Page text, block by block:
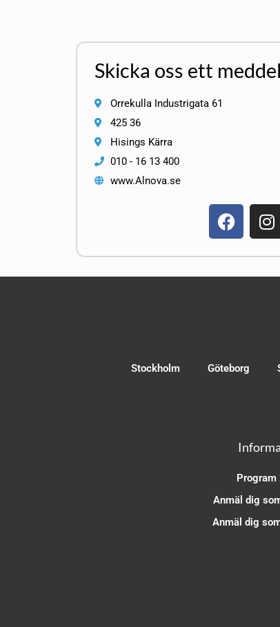
Skicka oss ett
Orrekulla Industrigata 61
425 36
Hisings Kärra
010 - 16 13 400
www.Alnova.se
Stockholm Göteborg
Anmäl dig
Anmäl dig